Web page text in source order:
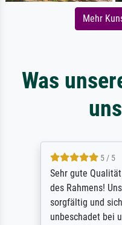
Mehr
Was
5 / 5
Sehr gute
des Rahmens!
sorgfältig und
unbeschadet bei